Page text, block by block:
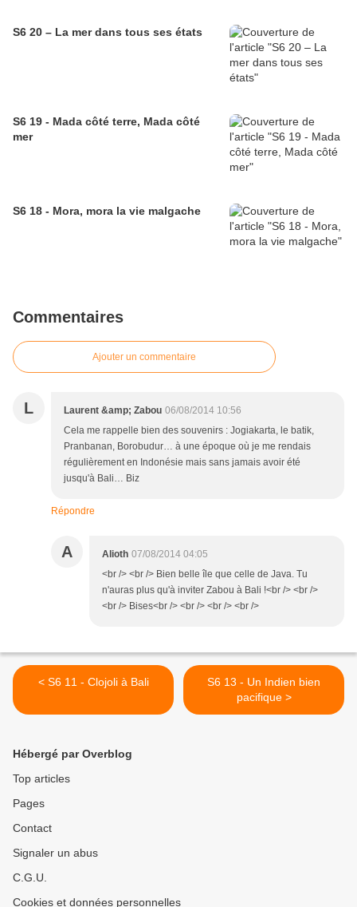
S6 20 – La mer dans tous ses états
S6 19 - Mada côté terre, Mada côté
mer
S6 18 - Mora, mora la vie malgache
Commentaires
Ajouter un commentaire
L Laurent &amp; Zabou 06/08/2014 10:56
Cela me rappelle bien des souvenirs : Jogiakarta, le batik,
Pranbanan, Borobudur… à une époque où je me rendais
régulièrement en Indonésie mais sans jamais avoir été
jusqu'à Bali… Biz
Répondre
A Alioth 07/08/2014 04:05
<br /> <br /> Bien belle île que celle de Java. Tu
n'auras plus qu'à inviter Zabou à Bali !<br /> <br />
<br /> Bises<br /> <br /> <br /> <br />
< S6 11 - Clojoli à Bali
S6 13 - Un Indien bien
pacifique >
Hébergé par Overblog
Top articles
Pages
Contact
Signaler un abus
C.G.U.
Cookies et données personnelles